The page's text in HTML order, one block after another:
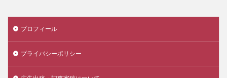
プロフィール
プライバシーポリシー